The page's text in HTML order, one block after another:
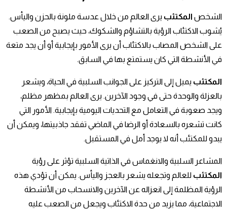
الشخص المكتئب يرى العالم من خلال عدسة ملونة بالحزن واليأس.
يُشوب الاكتئاب الرؤية بالتشاؤم والشكوك، حيث يصبح من الصعب
على الشخص المصاب بالاكتئاب أن يرى الأمور بإيجابية أو أن يجد متعة
في الأنشطة التي كان يستمتع بها في السابق.
المكتئب يميل إلى التركيز على الجوانب السلبية في الحياة، ويشعر
بالعزلة والوحدة حتى في وجود الآخرين. يرى العالم بمظهر مظلم،
ويجد صعوبة في التعامل مع التحديات اليومية بإيجابية. الأمور التي
كانت تشعره بالسعادة أو الرضا في الماضي تفقد جاذبيتها، ويمكن أن
يبدو للمكتئب أنه لا يوجد أمل في المستقبل.
المشاعر السلبية والانغماس في الذاتية السلبية تؤثر على رؤية
المكتئب للعالم وتجعله يشعر بالعجز واليأس. يمكن أن تؤدي هذه
الرؤية المظلمة إلى انعزاله عن الآخرين والانسحاب من الأنشطة
الاجتماعية، مما يزيد من حدة الاكتئاب ويجعل من الصعب عليه